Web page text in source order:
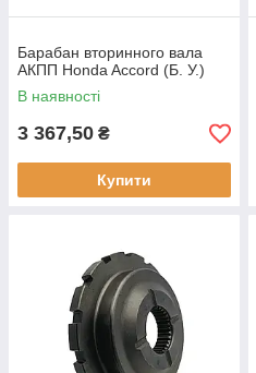
Барабан вторинного вала
АКПП Honda Accord (Б. У.)
В наявності
3 367,50 ₴
Купити